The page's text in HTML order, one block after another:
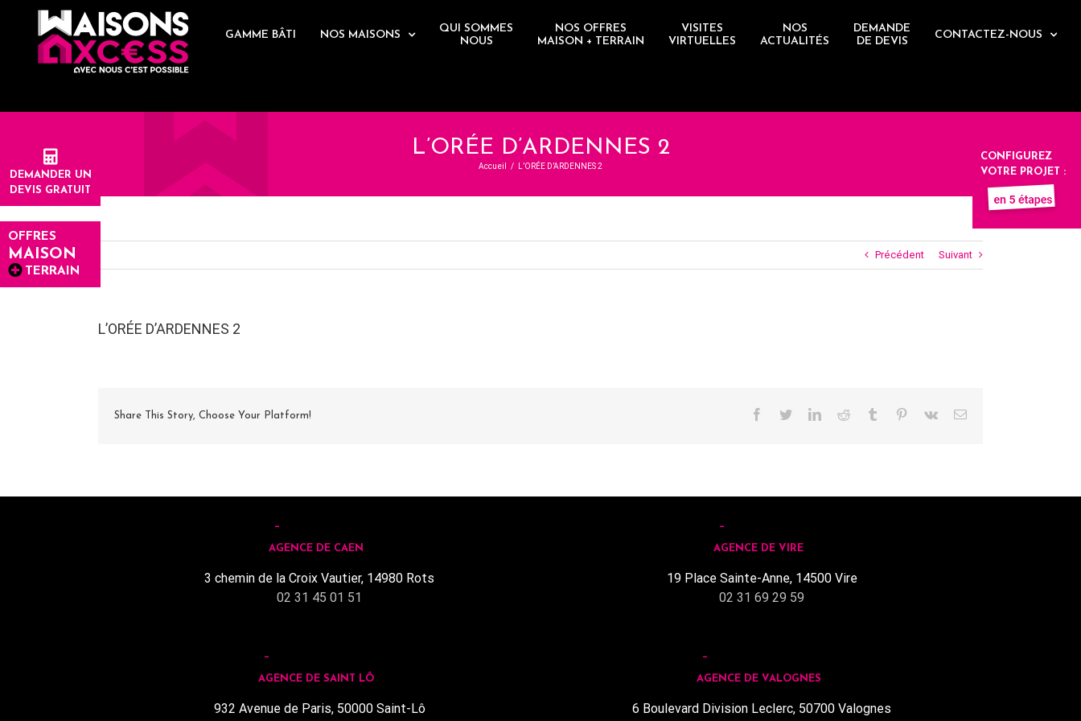
GAMME BÂTI NOS MAISONS
QUI SOMMES
NOUS
NOS OFFRES
MAISON + TERRAIN
VISITES
VIRTUELLES
NOS
ACTUALITÉS
DEMANDE
DE DEVIS
CONTACTEZ-NOUS
DEMANDER UN
DEVIS GRATUIT
OFFRES
MAISON
TERRAIN
CONFIGUREZ
VOTRE PROJET :
L’ORÉE D’ARDENNES 2
Accueil / L’ORÉE D’ARDENNES 2
Précédent Suivant
L’ORÉE D’ARDENNES 2
Share This Story, Choose Your Platform! Facebook
TwitterLinkedInReddit Tumblr Pinterest
Vk Email
AGENCE DE CAEN
3 chemin de la Croix Vautier, 14980 Rots
02 31 45 01 51
AGENCE DE VIRE
19 Place Sainte-Anne, 14500 Vire
02 31 69 29 59
AGENCE DE SAINT LÔ
932 Avenue de Paris, 50000 Saint-Lô
AGENCE DE VALOGNES
6 Boulevard Division Leclerc, 50700 Valognes
Panneau de gestion des cookies